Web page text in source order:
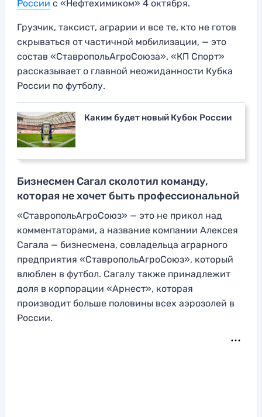
России с «Нефтехимиком» 4 октября.
Грузчик, таксист, аграрии и все те, кто не готов
скрываться от частичной мобилизации, — это
состав «СтавропольАгроСоюза». «КП Спорт»
рассказывает о главной неожиданности Кубка
России по футболу.
Каким будет новый Кубок России
Бизнесмен Сагал сколотил команду,
которая не хочет быть профессиональной
«СтавропольАгроСоюз» — это не прикол над
комментаторами, а название компании Алексея
Сагала — бизнесмена, совладельца аграрного
предприятия «СтавропольАгроСоюз», который
влюблен в футбол. Сагалу также принадлежит
доля в корпорации «Арнест», которая
производит больше половины всех аэрозолей в
России.